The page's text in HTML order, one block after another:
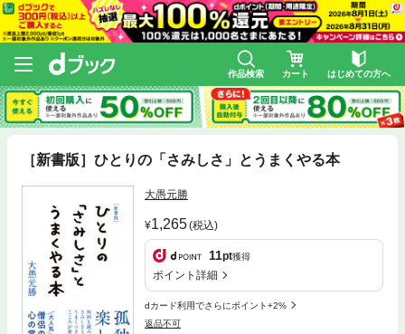
作品検索 カート はじめての方へ
［新書版］ひとりの「さみしさ」とうまくやる本
大愚元勝
1,265(税込)
11pt獲得
ポイント詳細
dカード利用でさらにポイント+2%
返品不可